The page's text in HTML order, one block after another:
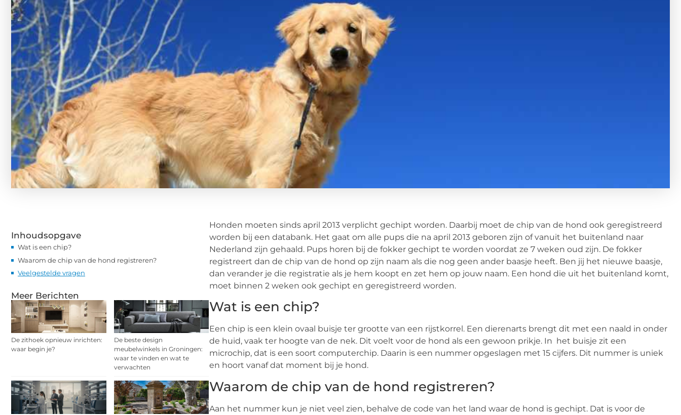
Inhoudsopgave
Wat is een chip?
Waarom de chip van de hond registreren?
Veelgestelde vragen
Meer Berichten
De zithoek opnieuw inrichten:
waar begin je?
De beste design
meubelwinkels in Groningen:
waar te vinden en wat te
verwachten
Honden moeten sinds april 2013 verplicht gechipt worden. Daarbij moet de chip van de hond ook geregistreerd
worden bij een databank. Het gaat om alle pups die na april 2013 geboren zijn of vanuit het buitenland naar
Nederland zijn gehaald. Pups horen bij de fokker gechipt te worden voordat ze 7 weken oud zijn. De fokker
registreert dan de chip van de hond op zijn naam als die nog geen ander baasje heeft. Ben jij het nieuwe baasje,
dan verander je die registratie als je hem koopt en zet hem op jouw naam. Een hond die uit het buitenland komt,
moet binnen 2 weken ook gechipt en geregistreerd worden.
Wat is een chip?
Een chip is een klein ovaal buisje ter grootte van een rijstkorrel. Een dierenarts brengt dit met een naald in onder
de huid, vaak ter hoogte van de nek. Dit voelt voor de hond als een gewoon prikje. In het buisje zit een
microchip, dat is een soort computerchip. Daarin is een nummer opgeslagen met 15 cijfers. Dit nummer is uniek
en hoort vanaf dat moment bij je hond.
Waarom de chip van de hond registreren?
Aan het nummer kun je niet veel zien, behalve de code van het land waar de hond is gechipt. Dat is voor de